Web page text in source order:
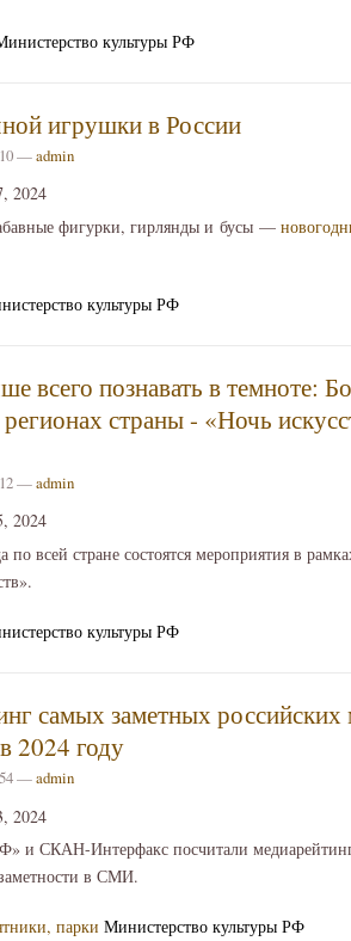
культуры РФ
игрушки в России
—admin
2024
фигурки, гирлянды и бусы —
культуры РФ
всего познавать в темноте:
страны - «Ночь
—admin
2024
по всей стране состоятся мероприятия в
культуры РФ
самых заметных российских
2024 году
—admin
2024
и СКАН-Интерфакс посчитали
в СМИ.
парки Министерство культуры РФ